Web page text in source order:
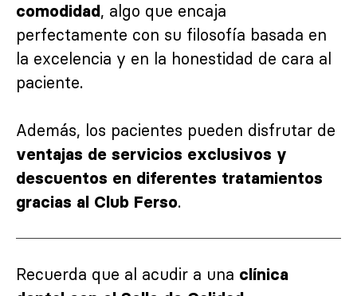
comodidad, algo que encaja
perfectamente con su filosofía basada en
la excelencia y en la honestidad de cara al
paciente.
Además, los pacientes pueden disfrutar de
ventajas de servicios exclusivos y
descuentos en diferentes tratamientos
gracias al Club Ferso.
Recuerda que al acudir a una clínica